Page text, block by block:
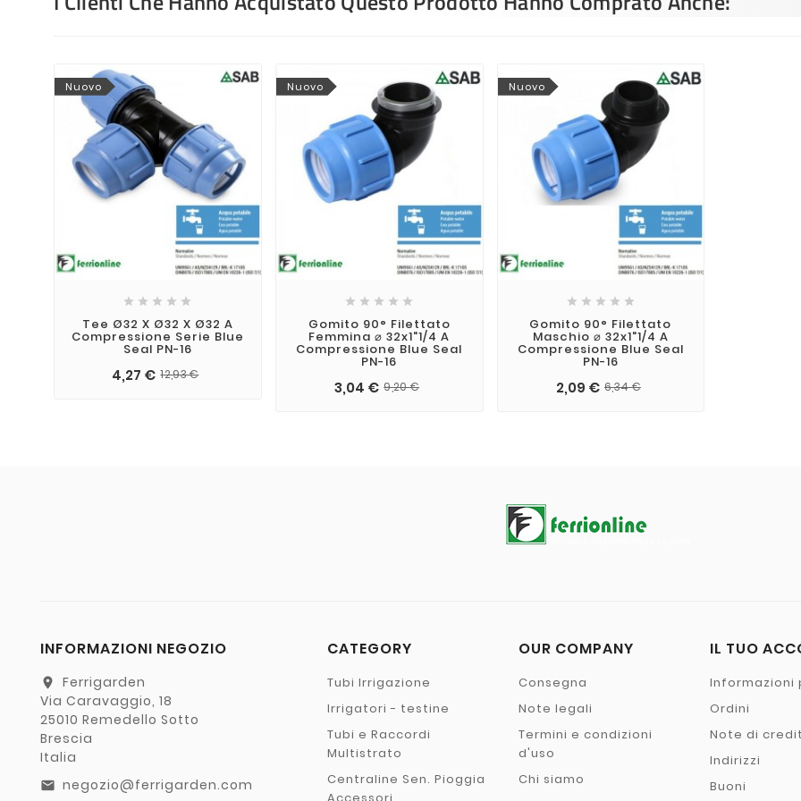
Nuovo
    
Tee Ø32 X Ø32 X Ø32 A
Compressione Serie Blue
Seal PN-16
4,27 € 12,93 €
Nuovo
    
Gomito 90° Filettato
Femmina ⌀ 32x1"1/4 A
Compressione Blue Seal
PN-16
3,04 € 9,20 €
Nuovo
    
Gomito 90° Filettato
Maschio ⌀ 32x1"1/4 A
Compressione Blue Seal
PN-16
2,09 € 6,34 €
INFORMAZIONI NEGOZIO
location_on
Ferrigarden
Via Caravaggio, 18
25010 Remedello Sotto
Brescia
Italia
email negozio@ferrigarden.com
CATEGORY
Tubi Irrigazione
Irrigatori - testine
Tubi e Raccordi
Multistrato
Centraline Sen. Pioggia
OUR COMPANY
Consegna
Note legali
Termini e condizioni
d'uso
Chi siamo
IL TUO
Informazioni
Ordini
Note di
Indirizzi
Buoni